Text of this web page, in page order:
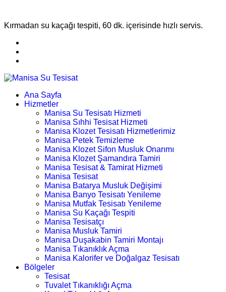
Kırmadan su kaçağı tespiti, 60 dk. içerisinde hızlı servis.
Ana Sayfa
Hizmetler
Manisa Su Tesisatı Hizmeti
Manisa Sıhhi Tesisat Hizmeti
Manisa Klozet Tesisatı Hizmetlerimiz
Manisa Petek Temizleme
Manisa Klozet Sifon Musluk Onarımı
Manisa Klozet Şamandıra Tamiri
Manisa Tesisat & Tamirat Hizmeti
Manisa Tesisat
Manisa Batarya Musluk Değişimi
Manisa Banyo Tesisatı Yenileme
Manisa Mutfak Tesisatı Yenileme
Manisa Su Kaçağı Tespiti
Manisa Tesisatçı
Manisa Musluk Tamiri
Manisa Duşakabin Tamiri Montajı
Manisa Tıkanıklık Açma
Manisa Kalorifer ve Doğalgaz Tesisatı
Bölgeler
Tesisat
Tuvalet Tıkanıklığı Açma